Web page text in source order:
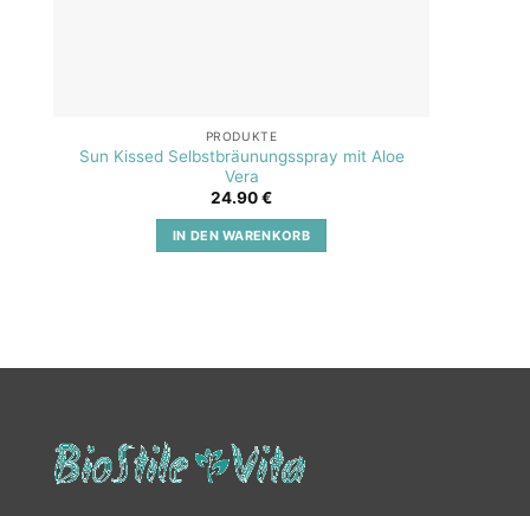
PRODUKTE
Sun Kissed Selbstbräunungsspray mit Aloe
Vera
24.90€
IN DEN WARENKORB